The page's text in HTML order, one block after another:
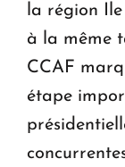
la région
à la même
CCAF
étape